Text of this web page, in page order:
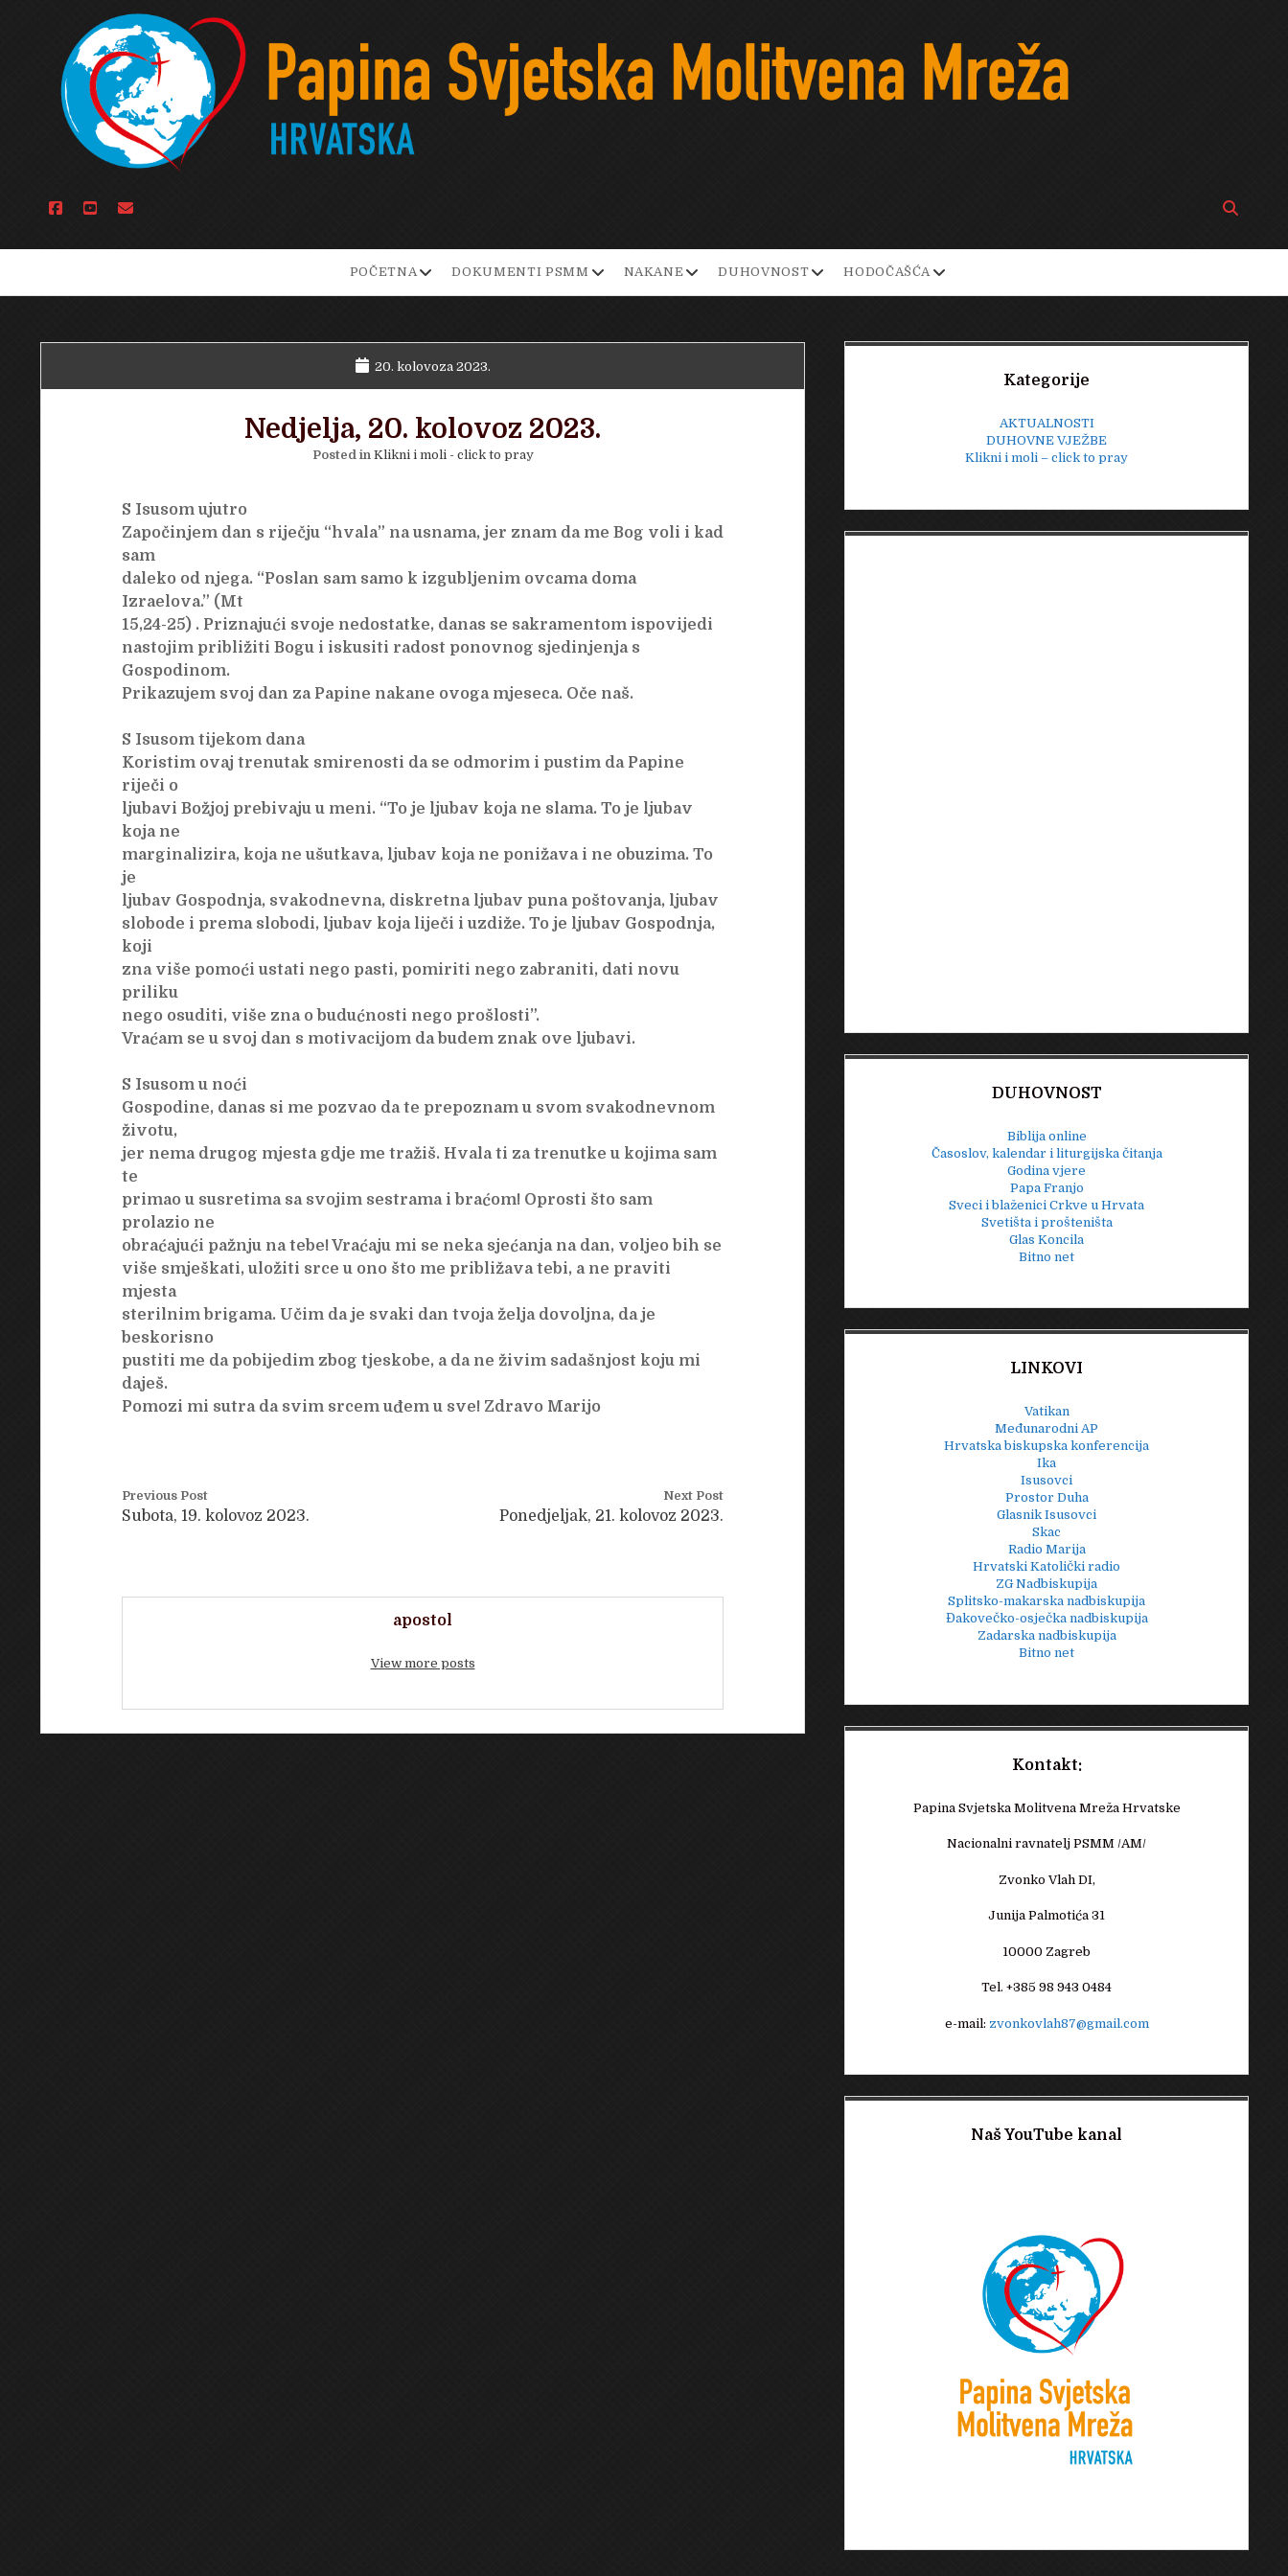
facebook
youtubeemail
Open
bar
POČETNAopen
menu
DOKUMENTI PSMM open
menu
NAKANE open
menu
DUHOVNOST open
menu
HODOČAŠĆA open
menu
20. kolovoza 2023.
Nedjelja, 20. kolovoz 2023.
Posted in Klikni i moli - click to pray
S Isusom ujutro
Započinjem dan s riječju “hvala” na usnama, jer znam da me Bog voli i kad
sam
daleko od njega. “Poslan sam samo k izgubljenim ovcama doma
Izraelova.” (Mt
15,24-25) . Priznajući svoje nedostatke, danas se sakramentom ispovijedi
nastojim približiti Bogu i iskusiti radost ponovnog sjedinjenja s
Gospodinom.
Prikazujem svoj dan za Papine nakane ovoga mjeseca. Oče naš.
S Isusom tijekom dana
Koristim ovaj trenutak smirenosti da se odmorim i pustim da Papine
riječi o
ljubavi Božjoj prebivaju u meni. “To je ljubav koja ne slama. To je ljubav
koja ne
marginalizira, koja ne ušutkava, ljubav koja ne ponižava i ne obuzima. To
je
ljubav Gospodnja, svakodnevna, diskretna ljubav puna poštovanja, ljubav
slobode i prema slobodi, ljubav koja liječi i uzdiže. To je ljubav Gospodnja,
koji
zna više pomoći ustati nego pasti, pomiriti nego zabraniti, dati novu
priliku
nego osuditi, više zna o budućnosti nego prošlosti”.
Vraćam se u svoj dan s motivacijom da budem znak ove ljubavi.
S Isusom u noći
Gospodine, danas si me pozvao da te prepoznam u svom svakodnevnom
životu,
jer nema drugog mjesta gdje me tražiš. Hvala ti za trenutke u kojima sam
te
primao u susretima sa svojim sestrama i braćom! Oprosti što sam
prolazio ne
obraćajući pažnju na tebe! Vraćaju mi se neka sjećanja na dan, voljeo bih se
više smješkati, uložiti srce u ono što me približava tebi, a ne praviti
mjesta
sterilnim brigama. Učim da je svaki dan tvoja želja dovoljna, da je
beskorisno
pustiti me da pobijedim zbog tjeskobe, a da ne živim sadašnjost koju mi
daješ.
Pomozi mi sutra da svim srcem uđem u sve! Zdravo Marijo
Previous Post
Subota, 19. kolovoz 2023.
Next Post
Ponedjeljak, 21. kolovoz 2023.
apostol
View more posts
Sidebar
Kategorije
AKTUALNOSTI
DUHOVNE VJEŽBE
Klikni i moli – click to pray
DUHOVNOST
Biblija online
Časoslov, kalendar i liturgijska čitanja
Godina vjere
Papa Franjo
Sveci i blaženici Crkve u Hrvata
Svetišta i prošteništa
Glas Koncila
Bitno net
LINKOVI
Vatikan
Međunarodni AP
Hrvatska biskupska konferencija
Ika
Isusovci
Prostor Duha
Glasnik Isusovci
Skac
Radio Marija
Hrvatski Katolički radio
ZG Nadbiskupija
Splitsko-makarska nadbiskupija
Đakovečko-osječka nadbiskupija
Zadarska nadbiskupija
Bitno net
Kontakt:
Papina Svjetska Molitvena Mreža Hrvatske
Nacionalni ravnatelj PSMM /AM/
Zvonko Vlah DI,
Junija Palmotića 31
10000 Zagreb
Tel. +385 98 943 0484
e-mail: zvonkovlah87@gmail.com
Naš YouTube kanal